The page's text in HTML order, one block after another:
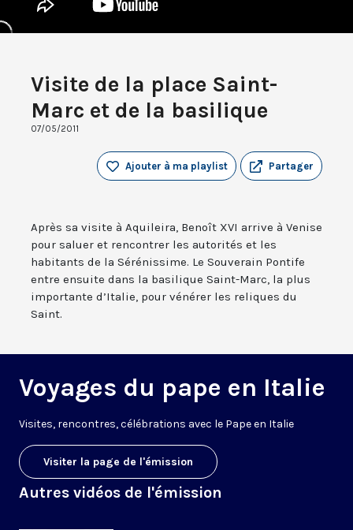
Visite de la place Saint-
Marc et de la basilique
07/05/2011
Partager
Ajouter à ma playlist
Après sa visite à Aquileira, Benoît XVI arrive à Venise
pour saluer et rencontrer les autorités et les
habitants de la Sérénissime. Le Souverain Pontife
entre ensuite dans la basilique Saint-Marc, la plus
importante d’Italie, pour vénérer les reliques du
Saint.
Voyages du pape en Italie
Visites, rencontres, célébrations avec le Pape en Italie
Visiter la page de l'émission
Autres vidéos de l'émission